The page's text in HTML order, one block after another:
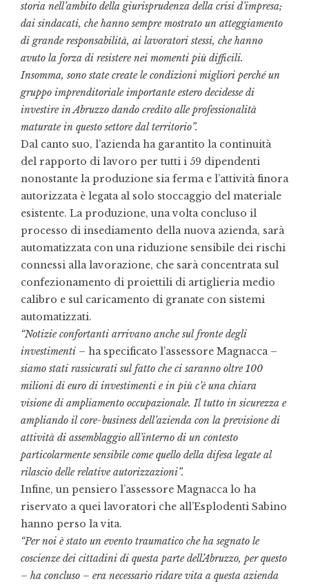
storia nell’ambito della giurisprudenza della crisi d’impresa;
dai sindacati, che hanno sempre mostrato un atteggiamento
di grande responsabilità, ai lavoratori stessi, che hanno
avuto la forza di resistere nei momenti più difficili.
Insomma, sono state create le condizioni migliori perché un
gruppo imprenditoriale importante estero decidesse di
investire in Abruzzo dando credito alle professionalità
maturate in questo settore dal territorio”.
Dal canto suo, l’azienda ha garantito la continuità
del rapporto di lavoro per tutti i 59 dipendenti
nonostante la produzione sia ferma e l’attività finora
autorizzata è legata al solo stoccaggio del materiale
esistente. La produzione, una volta concluso il
processo di insediamento della nuova azienda, sarà
automatizzata con una riduzione sensibile dei rischi
connessi alla lavorazione, che sarà concentrata sul
confezionamento di proiettili di artiglieria medio
calibro e sul caricamento di granate con sistemi
automatizzati.
“Notizie confortanti arrivano anche sul fronte degli
investimenti – ha specificato l’assessore Magnacca –
siamo stati rassicurati sul fatto che ci saranno oltre 100
milioni di euro di investimenti e in più c’è una chiara
visione di ampliamento occupazionale. Il tutto in sicurezza e
ampliando il core-business dell’azienda con la previsione di
attività di assemblaggio all’interno di un contesto
particolarmente sensibile come quello della difesa legate al
rilascio delle relative autorizzazioni”.
Infine, un pensiero l’assessore Magnacca lo ha
riservato a quei lavoratori che all’Esplodenti Sabino
hanno perso la vita.
“Per noi è stato un evento traumatico che ha segnato le
coscienze dei cittadini di questa parte dell’Abruzzo, per questo
– ha concluso – era necessario ridare vita a questa azienda